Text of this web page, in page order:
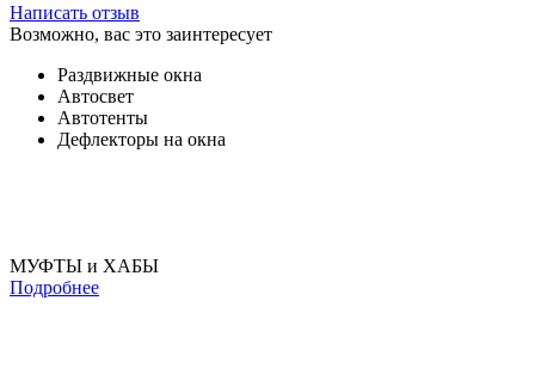
Написать отзыв
Возможно, вас это заинтересует
Раздвижные окна
Автосвет
Автотенты
Дефлекторы на окна
МУФТЫ и ХАБЫ
Подробнее